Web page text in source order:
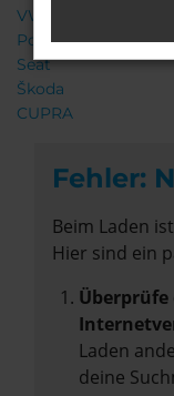
VW
Porsche
Seat
Škoda
CUPRA
Fehler:
Beim Laden
Hier sind ein
Laden
deine